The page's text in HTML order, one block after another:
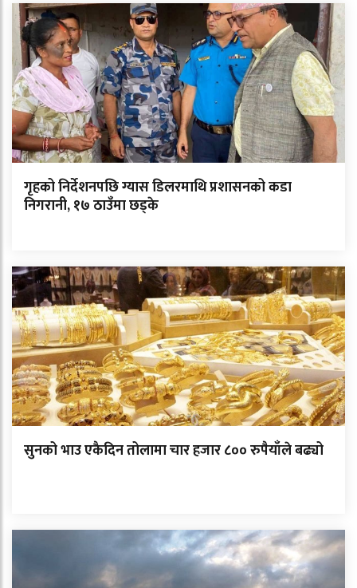
गृहको निर्देशनपछि ग्यास डिलरमाथि प्रशासनको कडा
निगरानी, १७ ठाउँमा छड्के
सुनको भाउ एकैदिन तोलामा चार हजार ८०० रुपैयाँले बढ्यो